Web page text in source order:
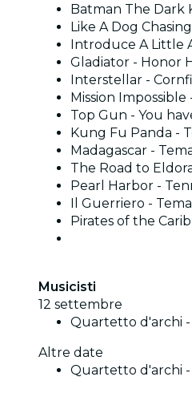
Batman The Dark
Like A Dog
Introduce A Little
Gladiator - Honor
Interstellar -
Mission
Top Gun - You
Kung Fu Panda -
Madagascar -
The Road to
Pearl Harbor -
Il Guerriero -
Pirates of the
Musicisti
12 settembre
Quartetto d'archi -
Altre date
Quartetto d'archi -